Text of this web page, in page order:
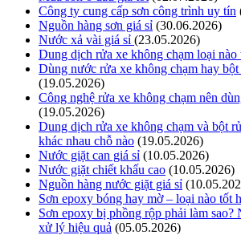
Công ty cung cấp sơn công trình uy tín
Nguồn hàng sơn giá sỉ (30.06.2026)
Nước xả vài giá sỉ (23.05.2026)
Dung dịch rửa xe không chạm loại nào
Dùng nước rửa xe không chạm hay
(19.05.2026)
Công nghệ rửa xe không chạm nên
(19.05.2026)
Dung dịch rửa xe không chạm và bột
khác nhau chỗ nào (19.05.2026)
Nước giặt can giá sỉ (10.05.2026)
Nước giặt chiết khấu cao (10.05.2026)
Nguồn hàng nước giặt giá sỉ
Sơn epoxy bóng hay mờ – loại nào tốt
Sơn epoxy bị phồng rộp phải làm sao?
xử lý hiệu quả (05.05.2026)